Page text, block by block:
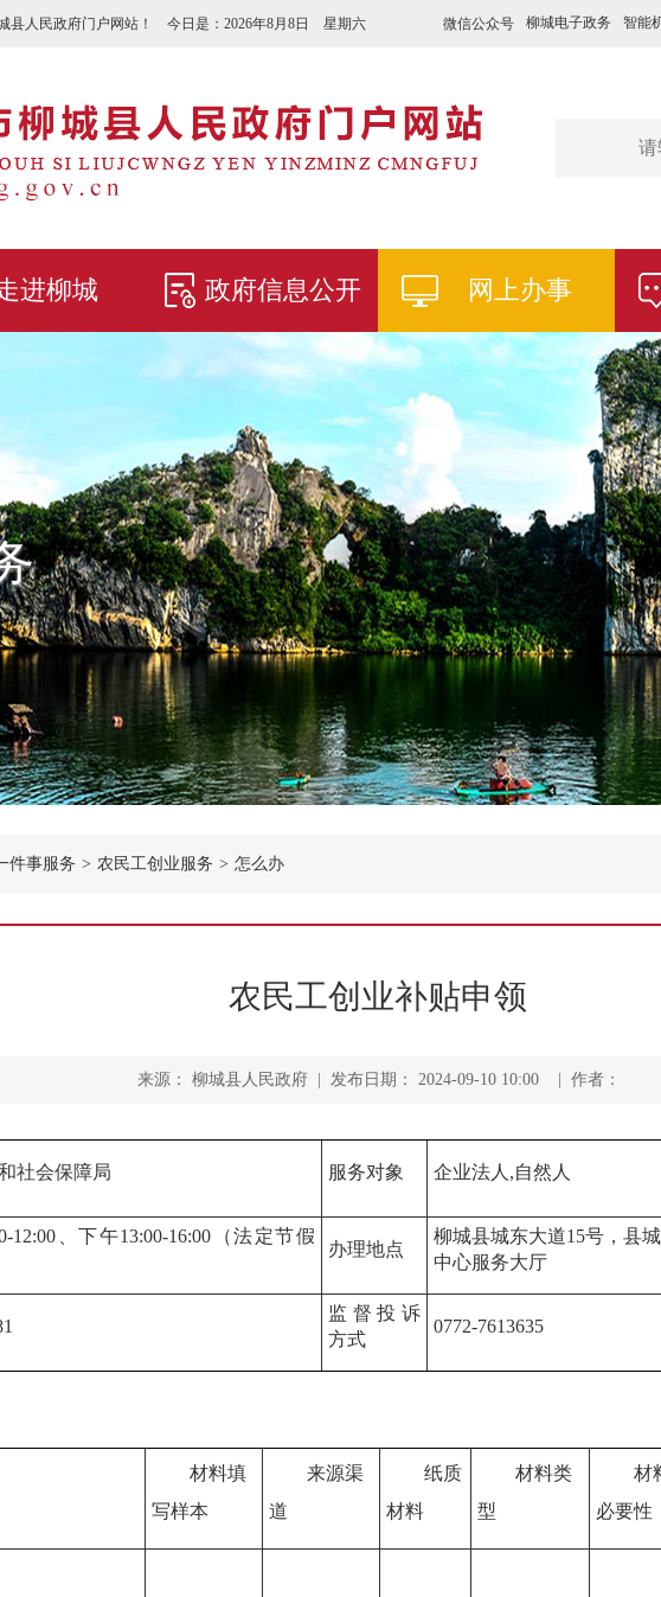
微信公众号 柳城电子政务 智能
县人民政府门户网站！ 今日是： 2026年8月8日 星期六
进柳城 政府信息公开 网上办事
件事服务 > 农民工创业服务 > 怎么办
农民工创业补贴申领
来源： 柳城县人民政府 | 发布日期： 2024-09-10 10:00 | 作者：
社会保障局 服务对象 企业法人,自然人
12:00、下午13:00-16:00（法定节假
办理地点
柳城县城东大道15号，县
中心服务大厅
监督投诉
方式
0772-7613635
材料填
写样本
来源渠
道
纸质
材料
材料类
型
材
必要性